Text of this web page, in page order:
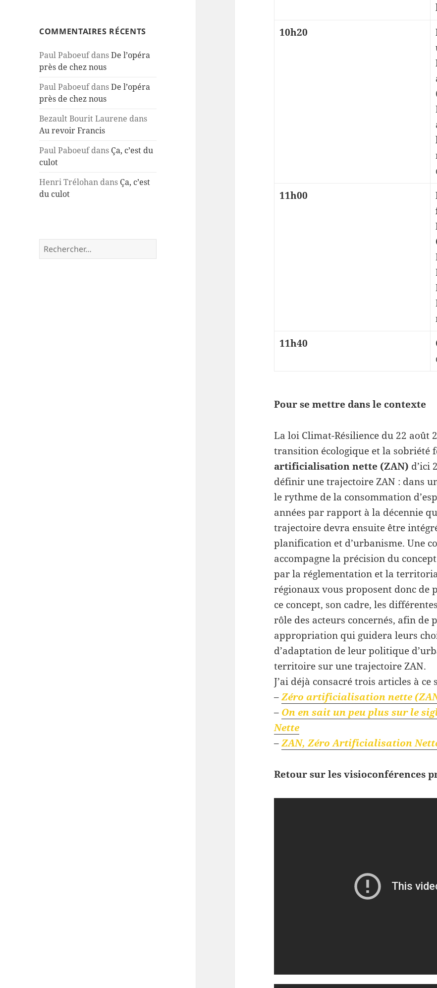
COMMENTAIRES RÉCENTS
Paul PaboeufdansDe l’opéra
près de chez nous
Paul PaboeufdansDe l’opéra
près de chez nous
Bezault Bourit Laurene dans
Au revoir Francis
Paul Paboeufdans Ça, c’est du
culot
Henri Trélohan dans Ça, c’est
du culot
Rechercher :
10h20
11h00
11h40
Pour se mettre dans le contexte
La loi Climat-Résilience du 22 août
transition écologique et la sobriété
artificialisation nette (ZAN) d’ici
définir une trajectoire ZAN : dans
le rythme de la consommation
années par rapport à la décennie
trajectoire devra ensuite être
planification et d’urbanisme. Une
accompagne la précision du
par la réglementation et la
régionaux vous proposent donc de
ce concept, son cadre, les
rôle des acteurs concernés, afin de
appropriation qui guidera leurs
d’adaptation de leur politique
territoire sur une trajectoire ZAN.
J’ai déjà consacré trois articles à ce
–Zéro artificialisation nette
– On en sait un peu plus sur le
Nette
–ZAN, Zéro Artificialisation
Retour sur les visioconférences